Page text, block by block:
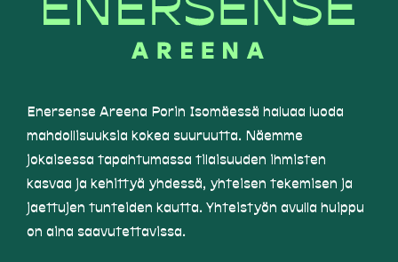
Enersense Areena Porin Isomäessä haluaa luoda
mahdollisuuksia kokea suuruutta. Näemme
jokaisessa tapahtumassa tilaisuuden ihmisten
kasvaa ja kehittyä yhdessä, yhteisen tekemisen ja
jaettujen tunteiden kautta. Yhteistyön avulla huippu
on aina saavutettavissa.